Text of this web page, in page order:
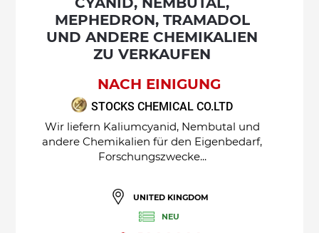
MEPHEDRON, TRAMADOL
UND ANDERE CHEMIKALIEN
ZU VERKAUFEN
NACH EINIGUNG
STOCKS CHEMICAL CO.LTD
Wir liefern Kaliumcyanid, Nembutal und
andere Chemikalien für den Eigenbedarf,
Forschungszwecke...
UNITED KINGDOM
NEU